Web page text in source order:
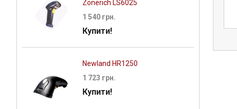
Zonerich LS6025
1 540 грн.
Купити!
Newland HR1250
1 723 грн.
Купити!
FINE